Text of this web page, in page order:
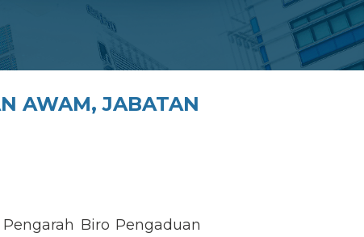
AWAM, JABATAN
Biro Pengaduan